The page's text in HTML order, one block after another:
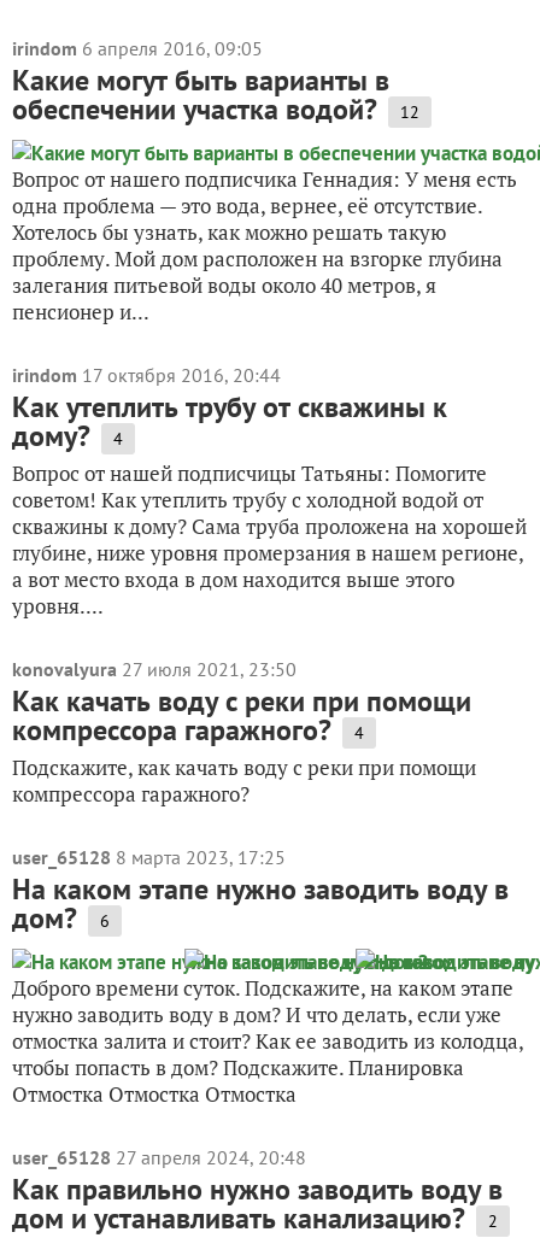
irindom 6 апреля 2016, 09:05
Какие могут быть варианты в
обеспечении участка водой? 12
Вопрос от нашего подписчика Геннадия: У меня есть
одна проблема — это вода, вернее, её отсутствие.
Хотелось бы узнать, как можно решать такую
проблему. Мой дом расположен на взгорке глубина
залегания питьевой воды около 40 метров, я
пенсионер и...
irindom 17 октября 2016, 20:44
Как утеплить трубу от скважины к
дому? 4
Вопрос от нашей подписчицы Татьяны: Помогите
советом! Как утеплить трубу с холодной водой от
скважины к дому? Сама труба проложена на хорошей
глубине, ниже уровня промерзания в нашем регионе,
а вот место входа в дом находится выше этого
уровня....
konovalyura 27 июля 2021, 23:50
Как качать воду с реки при помощи
компрессора гаражного? 4
Подскажите, как качать воду с реки при помощи
компрессора гаражного?
user_65128 8 марта 2023, 17:25
На каком этапе нужно заводить воду в
дом? 6
Доброго времени суток. Подскажите, на каком этапе
нужно заводить воду в дом? И что делать, если уже
отмостка залита и стоит? Как ее заводить из колодца,
чтобы попасть в дом? Подскажите. Планировка
Отмостка Отмостка Отмостка
user_65128 27 апреля 2024, 20:48
Как правильно нужно заводить воду в
дом и устанавливать канализацию? 2